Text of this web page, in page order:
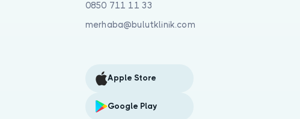
0850 711 11 33
merhaba@bulutklinik.com
Apple Store
Google Play